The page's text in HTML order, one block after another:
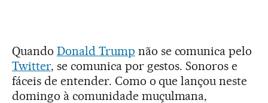
Quando Donald Trump não se comunica pelo
Twitter, se comunica por gestos. Sonoros e
fáceis de entender. Como o que lançou neste
domingo à comunidade muçulmana,